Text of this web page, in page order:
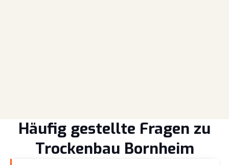
Häufig gestellte Fragen zu
Trockenbau Bornheim